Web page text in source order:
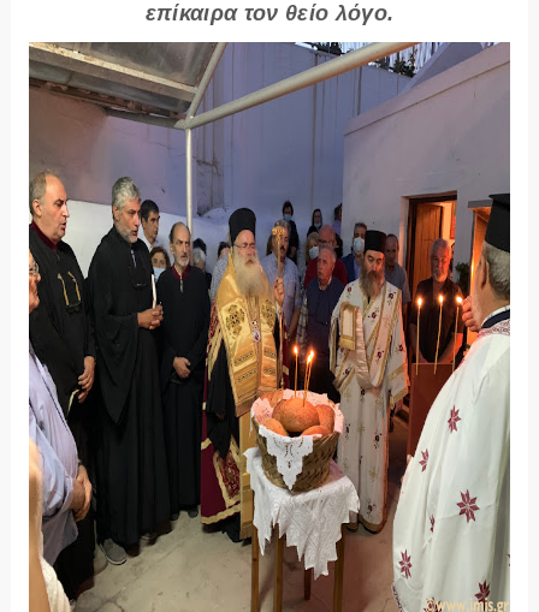
επίκαιρα τον θείο λόγο.